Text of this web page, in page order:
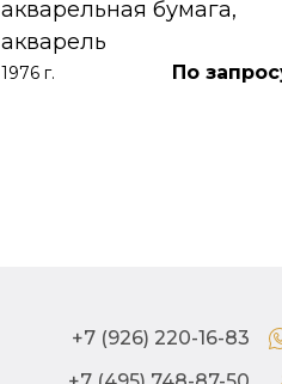
акварельная бумага,
акварель
1976 г. По
+7 (926) 220-16-83